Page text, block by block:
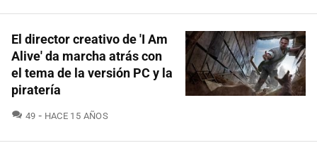
El director creativo de 'I Am
Alive' da marcha atrás con
el tema de la versión PC y la
piratería
49 COMENTARIOS
HACE 15 AÑOS